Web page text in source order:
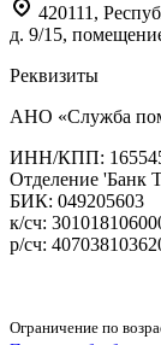
420111 ,
д. 9/15,
Реквизиты
АНО «Служба
‌ИНН/КПП:
Отделение 'Банк
БИК: 049205603
‌к/сч:
р/сч:
Ограничение по